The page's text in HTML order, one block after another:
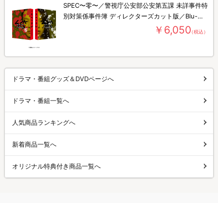
SPEC〜零〜／警視庁公安部公安第五課 未詳事件特
別対策係事件簿 ディレクターズカット版／Blu-
￥6,050（税込）
ドラマ・番組グッズ＆DVDページへ
ドラマ・番組一覧へ
人気商品ランキングへ
新着商品一覧へ
オリジナル特典付き商品一覧へ